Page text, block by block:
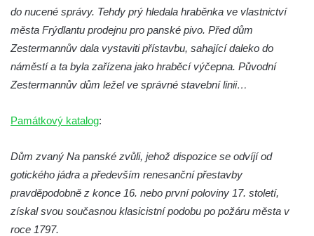
Frinda)
Wolfrumova vila v Ústí nad Labem
Hotel Vladimir v Ústí nad Labem
Budova Oblastního muzea v Ústí nad
Labem (bývalá Obecná a měšťanská škola)
Budova ZŠ a MŠ Tadeáše Haenkeho
Chřibská čp. 280
Dům čp. 175 ve Chřibské
Dům čp. 30 ve Chřibské
do nucené správy. Tehdy prý hledala hraběnka ve vlastnictví
města Frýdlantu prodejnu pro panské pivo. Před dům
Zestermannův dala vystaviti přístavbu, sahající daleko do
náměstí a ta byla zařízena jako hraběcí výčepna. Původní
Zestermannův dům ležel ve správné stavební linii…
Památkový katalog:
Dům zvaný Na panské zvůli, jehož dispozice se odvíjí od
gotického jádra a především renesanční přestavby
pravděpodobně z konce 16. nebo první poloviny 17. století,
získal svou současnou klasicistní podobu po požáru města v
roce 1797.